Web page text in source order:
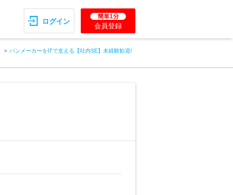
ログイン
簡単1分
会員登録
パンメーカーをITで支える【社内SE】未経験歓迎/